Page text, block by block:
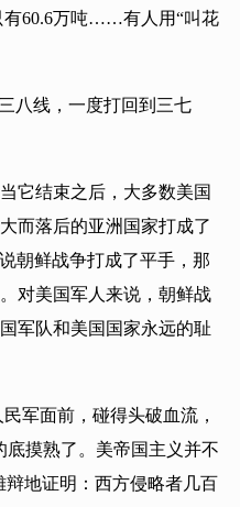
有60.6万吨……有人用“叫花
八线，一度打回到三七
它结束之后，大多数美国
而落后的亚洲国家打成了
朝鲜战争打成了平手，那
对美国军人来说，朝鲜战
军队和美国国家永远的耻
军面前，碰得头破血流，
摸熟了。美帝国主义并不
辩地证明：西方侵略者几百